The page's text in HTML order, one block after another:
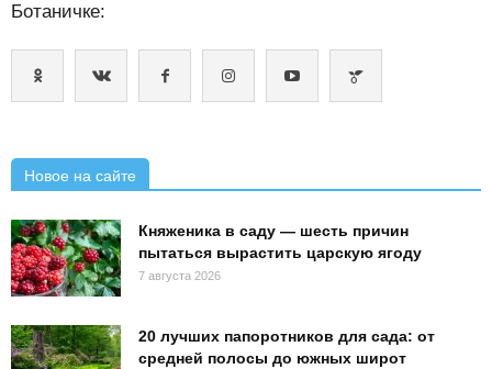
Ботаничке:
Новое на сайте
Княженика в саду — шесть причин
пытаться вырастить царскую ягоду
7 августа 2026
20 лучших папоротников для сада: от
средней полосы до южных широт